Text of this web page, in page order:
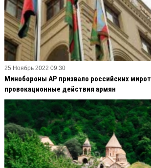
25 Ноябрь 2022 09:30
Минобороны АР призвало российских
провокационные действия армян